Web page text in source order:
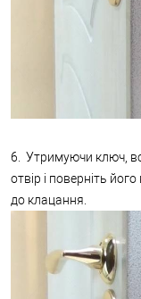
6. Утримуючи ключ,
отвір і поверніть
до клацання.